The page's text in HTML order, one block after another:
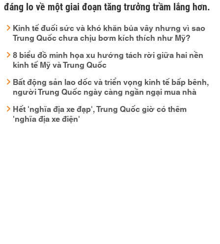
đáng lo về một giai đoạn tăng trưởng trầm lắng hơn.
Kinh tế đuối sức và khó khăn bủa vây nhưng vì sao
Trung Quốc chưa chịu bơm kích thích như Mỹ?
8 biểu đồ minh họa xu hướng tách rời giữa hai nền
kinh tế Mỹ và Trung Quốc
Bất động sản lao dốc và triển vọng kinh tế bấp bênh,
người Trung Quốc ngày càng ngần ngại mua nhà
Hết 'nghĩa địa xe đạp', Trung Quốc giờ có thêm
'nghĩa địa xe điện'